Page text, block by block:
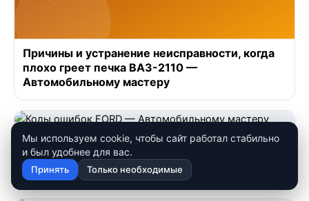
Причины и устранение неисправности, когда
плохо греет печка ВАЗ-2110 —
Автомобильному мастеру
Коды ошибок FORD — Автомобильному
мастеру
Мы используем cookie, чтобы сайт работал стабильно
и был удобнее для вас.
Принять Только необходимые